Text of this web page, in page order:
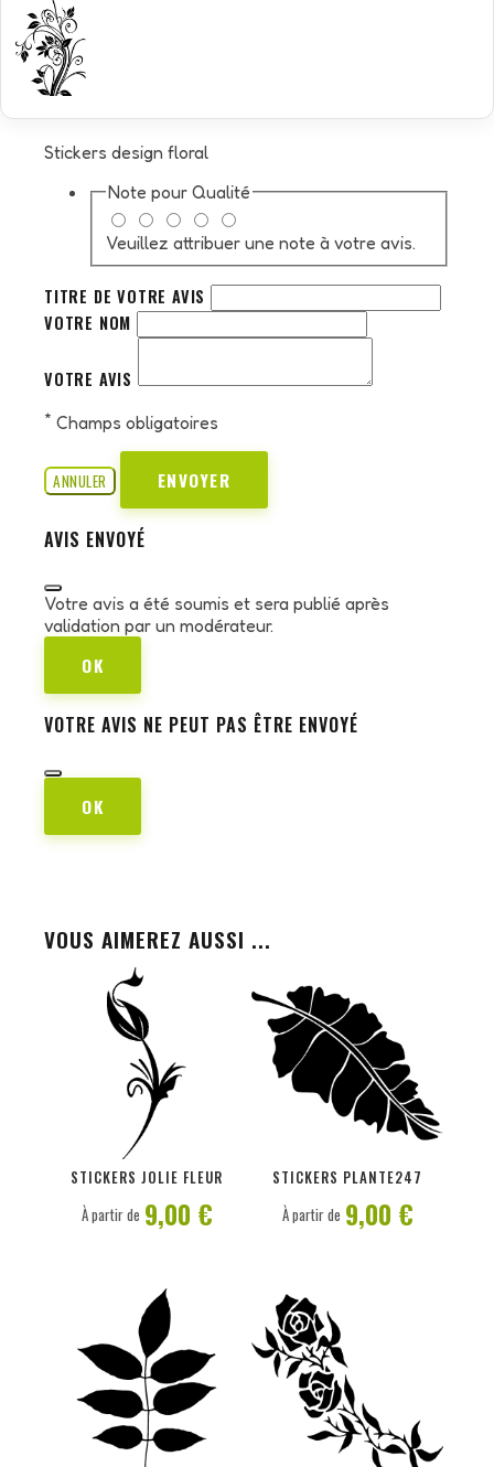
Stickers design floral
Note pour Qualité
Veuillez attribuer une note à votre avis.
TITRE DE VOTRE AVIS
VOTRE NOM
VOTRE AVIS
* Champs obligatoires
ANNULER ENVOYER
AVIS ENVOYÉ
Votre avis a été soumis et sera publié après
validation par un modérateur.
OK
VOTRE AVIS NE PEUT PAS ÊTRE ENVOYÉ
OK
VOUS AIMEREZ AUSSI ...
STICKERS JOLIE FLEUR
PERSONNALISER
À partir de 9,00 €
STICKERS PLANTE247
À partir de 9,00 €